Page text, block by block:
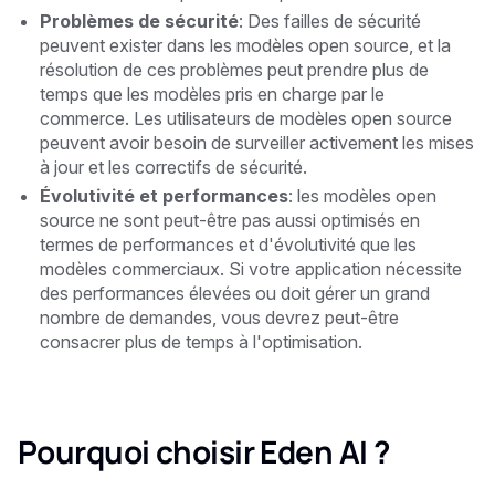
Problèmes de sécurité: Des failles de sécurité
peuvent exister dans les modèles open source, et la
résolution de ces problèmes peut prendre plus de
temps que les modèles pris en charge par le
commerce. Les utilisateurs de modèles open source
peuvent avoir besoin de surveiller activement les mises
à jour et les correctifs de sécurité.
Évolutivité et performances: les modèles open
source ne sont peut-être pas aussi optimisés en
termes de performances et d'évolutivité que les
modèles commerciaux. Si votre application nécessite
des performances élevées ou doit gérer un grand
nombre de demandes, vous devrez peut-être
consacrer plus de temps à l'optimisation.
Pourquoi choisir Eden AI ?